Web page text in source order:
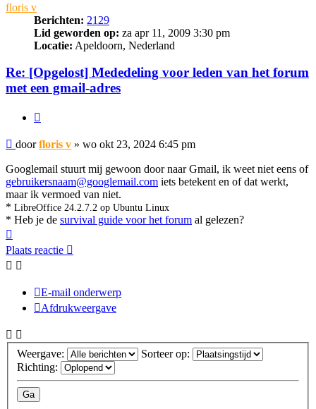
floris v
Berichten: 2129
Lid geworden op: za apr 11, 2009 3:30 pm
Locatie: Apeldoorn, Nederland
Re: [Opgelost] Mededeling voor leden van het forum
met een gmail-adres
Bericht
doorfloris v » wo okt 23, 2024 6:45 pm
Googlemail stuurt mij gewoon door naar Gmail, ik weet niet eens of
gebruikersnaam@googlemail.com iets betekent en of dat werkt,
maar ik vermoed van niet.
* LibreOffice 24.2.7.2 op Ubuntu Linux
* Heb je de survival guide voor het forum al gelezen?
Plaats reactie
E-mail onderwerp
Afdrukweergave
Weergave:
Sorteer op:
Richting: